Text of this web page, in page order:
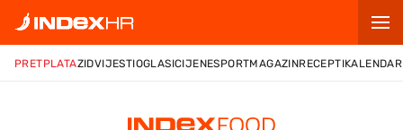
PRETPLATAZIDVIJESTIOGLASICIJENESPORTMAGAZINRECEPTIKALENDAR